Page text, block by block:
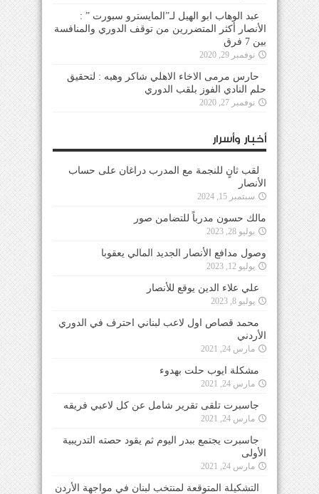
عبد الوهاب ابو الهيل لـ”المايسترو سبورت ” :
الأنصار أكثر المتضررين من توقف الدوري والمنافسة
بين 7 فرق
نوفمبر 29, 2020
حارس مرمى الاخاء الاهلي شاكر وهبه : لتحقيق
حلم النادي الفوز بلقب الدوري
نوفمبر 27, 2020
أخبار وأسرار
لقب ثانٍ للنجمة مع المدرب دراغان على حساب
الأنصار
سبتمبر 15, 2024
مالك حسون مدرباً للتضامن صور
يوليو 28, 2023
وصول مدافع الأنصار الجديد المالي يعقوبا
يوليو 12, 2023
علي علاء الدين يوقع للأنصار
يوليو 8, 2023
محمد قصاص اول لاعب لبناني احترف في الدوري
الأردني
مارس 24, 2021
مشكلة ايوب حلت بهدوء
مارس 24, 2021
جاسبرت تلقى تقرير شامل عن كل لاعبي فريقه
مارس 24, 2021
جاسبرت يجتمع ببدر اليوم ثم يقود حصته التدريبية
الأولى
مارس 24, 2021
التشكيلة المتوقعة لمنتخب لبنان في مواجهة الأردن